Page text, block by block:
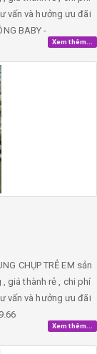
vấn và hưởng ưu đãi
BABY -
Xem thêm...
CHỤP TRẺ EM sản
giá thành rẻ , chi phí
vấn và hưởng ưu đãi
Xem thêm...